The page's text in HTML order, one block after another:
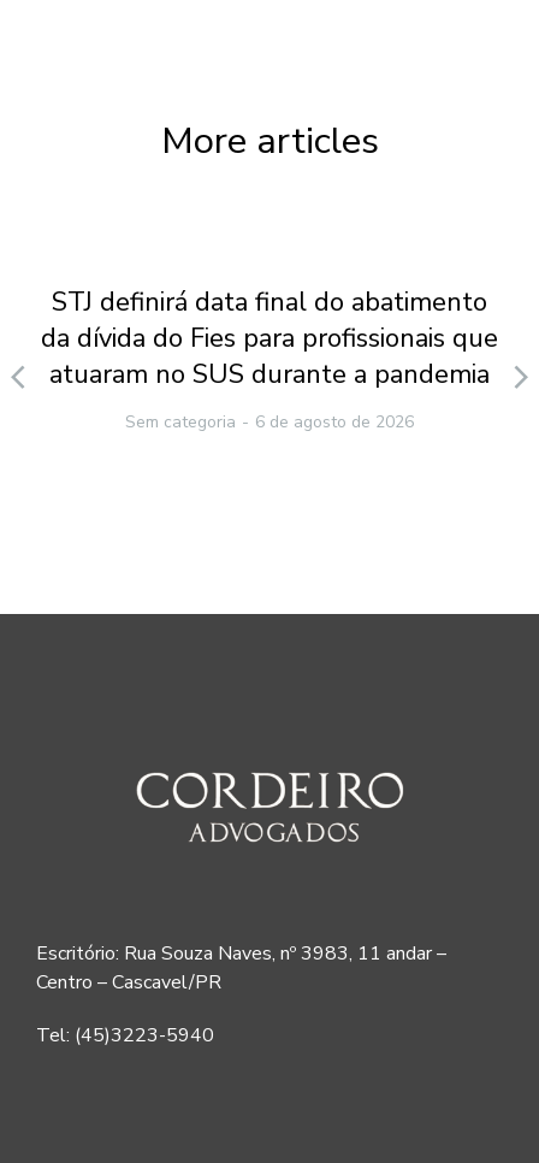
More articles
STJ definirá data final do abatimento
da dívida do Fies para profissionais que
atuaram no SUS durante a pandemia
Sem categoria 6 de agosto de 2026
Escritório: Rua Souza Naves, nº 3983, 11 andar –
Centro – Cascavel/PR
Tel: (45)3223-5940